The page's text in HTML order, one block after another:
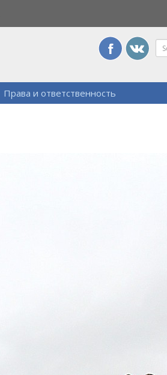
Права и ответственность